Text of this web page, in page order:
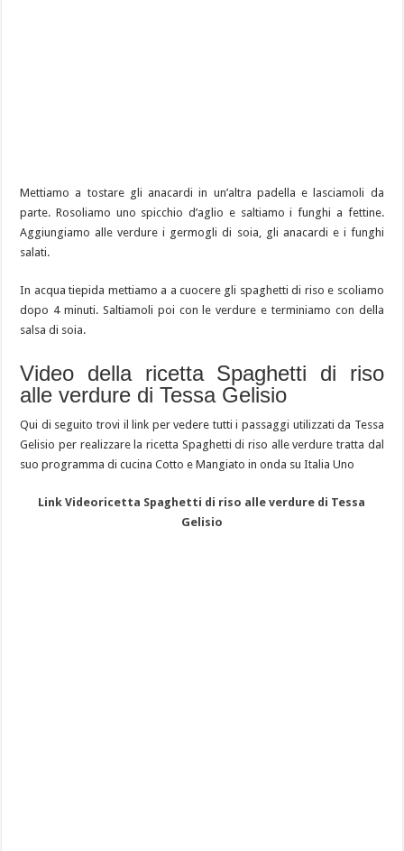
Mettiamo a tostare gli anacardi in un’altra padella e lasciamoli da
parte. Rosoliamo uno spicchio d’aglio e saltiamo i funghi a fettine.
Aggiungiamo alle verdure i germogli di soia, gli anacardi e i funghi
salati.
In acqua tiepida mettiamo a a cuocere gli spaghetti di riso e scoliamo
dopo 4 minuti. Saltiamoli poi con le verdure e terminiamo con della
salsa di soia.
Video della ricetta Spaghetti di riso
alle verdure di Tessa Gelisio
Qui di seguito trovi il link per vedere tutti i passaggi utilizzati da Tessa
Gelisio per realizzare la ricetta Spaghetti di riso alle verdure tratta dal
suo programma di cucina Cotto e Mangiato in onda su Italia Uno
Link Videoricetta Spaghetti di riso alle verdure di Tessa
Gelisio